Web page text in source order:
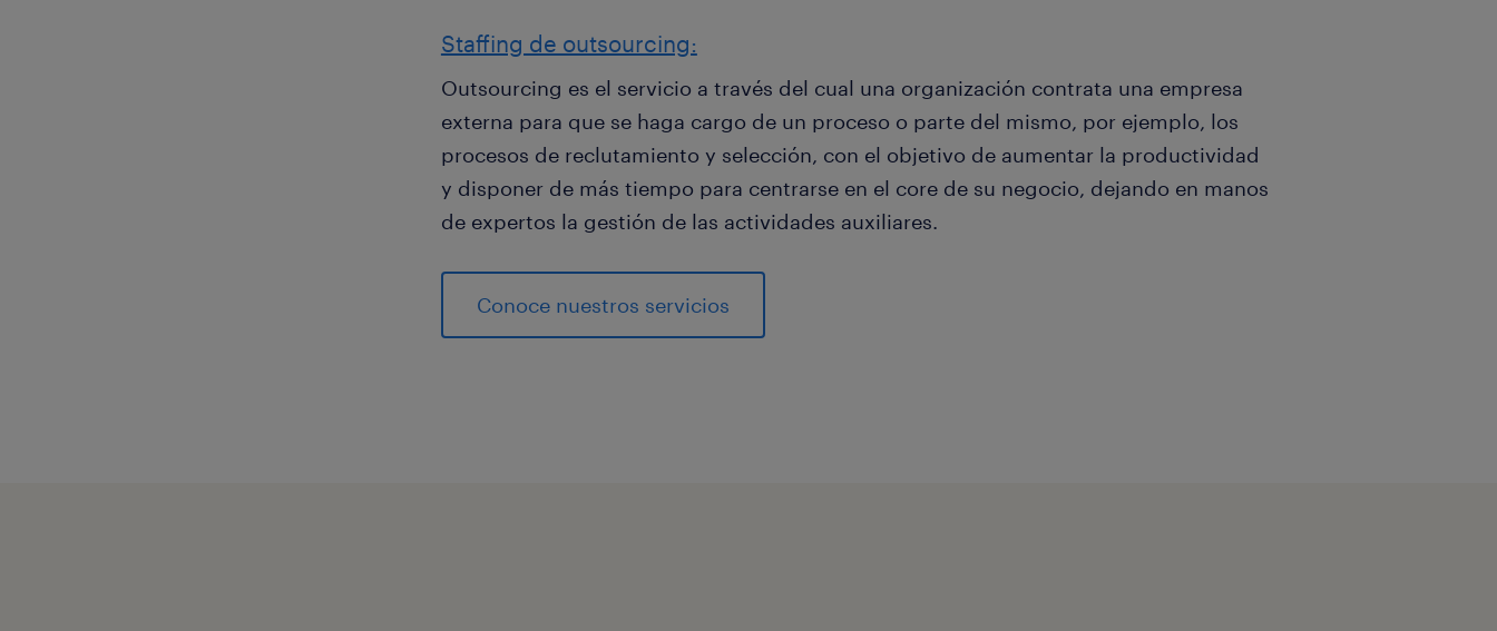
Staffing de outsourcing:
Outsourcing es el servicio a través del cual una organización contrata una empresa
externa para que se haga cargo de un proceso o parte del mismo, por ejemplo, los
procesos de reclutamiento y selección, con el objetivo de aumentar la productividad
y disponer de más tiempo para centrarse en el core de su negocio, dejando en manos
de expertos la gestión de las actividades auxiliares.
Conoce nuestros servicios